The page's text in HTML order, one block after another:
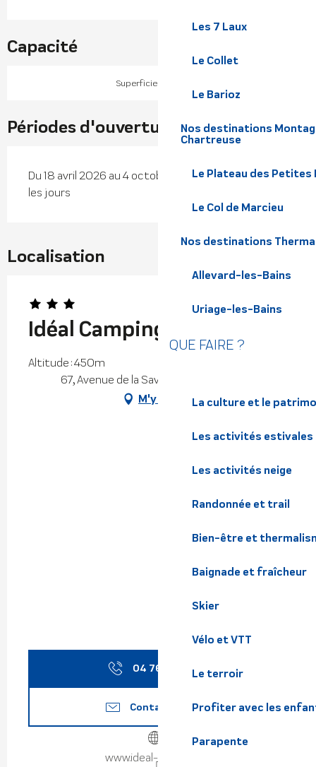
Les 7 Laux
Le Collet
Le Barioz
Nos destinations
Chartreuse
Le Plateau des Petites
Le Col de Marcieu
Nos destinations
Allevard-les-Bains
Uriage-les-Bains
QUE FAIRE ?
La culture et le
Les activités estivales
Les activités neige
Randonnée et trail
Bien-être et
Baignade et fraîcheur
Skier
Vélo et VTT
Le terroir
Profiter avec les
Parapente
Capacité
Superficie : 18000 m
Périodes d'ouverture
Du 18 avril 2026 au 4 octobre 2026 - Ouvert tous
les jours
Localisation
Idéal Camping
Altitude : 450m
67, Avenue de la Savoie, 38580 Allevard
M'y rendre
04 76 97 50 ▒▒
Contactez-nous
www.ideal-camping.fr